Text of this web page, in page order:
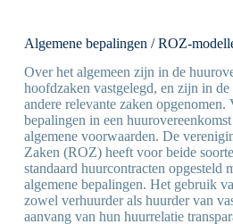
Algemene bepalingen / ROZ-
Over het algemeen zijn in de
hoofdzaken vastgelegd, en zijn in de
andere relevante zaken opgenomen.
bepalingen in een
algemene voorwaarden. De
Zaken (ROZ) heeft voor beide
standaard huurcontracten opgesteld
algemene bepalingen. Het gebruik
zowel verhuurder als huurder van
aanvang van hun huurrelatie